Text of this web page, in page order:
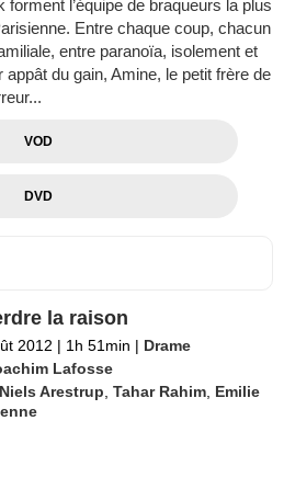
l’équipe de braqueurs la plus
Entre chaque coup, chacun
entre paranoïa, isolement et
du gain, Amine, le petit frère de
VOD
DVD
la raison
2012 | 1h 51min | Drame
Lafosse
Niels Arestrup ,Tahar Rahim Emilie